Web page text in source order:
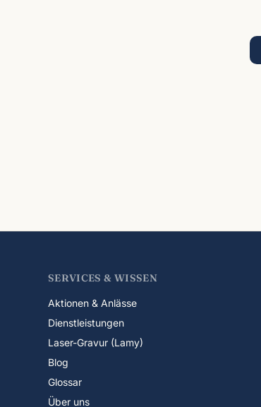
SERVICES & WISSEN
Aktionen & Anlässe
Dienstleistungen
Laser-Gravur (Lamy)
Blog
Glossar
Über uns